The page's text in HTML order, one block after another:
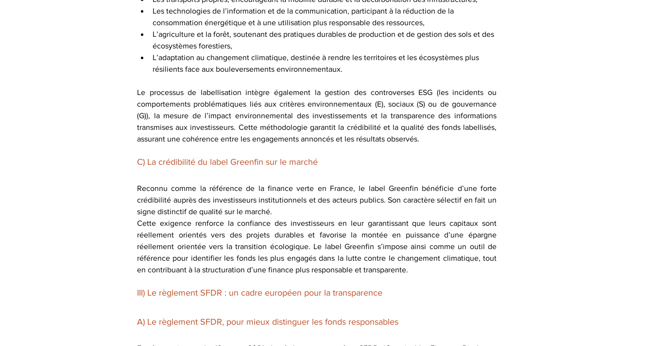
Les technologies de l’information et de la communication, participant à la réduction de la
consommation énergétique et à une utilisation plus responsable des ressources,
L’agriculture et la forêt, soutenant des pratiques durables de production et de gestion des sols et des
écosystèmes forestiers,
L’adaptation au changement climatique, destinée à rendre les territoires et les écosystèmes plus
résilients face aux bouleversements environnementaux.
Le processus de labellisation intègre également la gestion des controverses ESG (les incidents ou
comportements problématiques liés aux critères environnementaux (E), sociaux (S) ou de gouvernance
(G)), la mesure de l’impact environnemental des investissements et la transparence des informations
transmises aux investisseurs. Cette méthodologie garantit la crédibilité et la qualité des fonds labellisés,
assurant une cohérence entre les engagements annoncés et les résultats observés.
C) La crédibilité du label Greenfin sur le marché
Reconnu comme la référence de la finance verte en France, le label Greenfin bénéficie d’une forte
crédibilité auprès des investisseurs institutionnels et des acteurs publics. Son caractère sélectif en fait un
signe distinctif de qualité sur le marché.
Cette exigence renforce la confiance des investisseurs en leur garantissant que leurs capitaux sont
réellement orientés vers des projets durables et favorise la montée en puissance d’une épargne
réellement orientée vers la transition écologique. Le label Greenfin s’impose ainsi comme un outil de
référence pour identifier les fonds les plus engagés dans la lutte contre le changement climatique, tout
en contribuant à la structuration d’une finance plus responsable et transparente.
III) Le règlement SFDR : un cadre européen pour la transparence
A) Le règlement SFDR, pour mieux distinguer les fonds responsables